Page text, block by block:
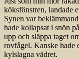
köksfönstren, landade
Synen var
hade kollapsat i snön
upp och släppa taget
rovfågel. Kanske hade
kylslagna vädret.